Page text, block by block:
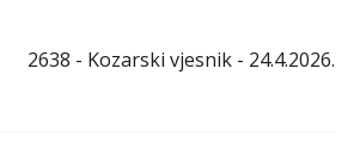
2638 - Kozarski vjesnik - 24.4.2026.